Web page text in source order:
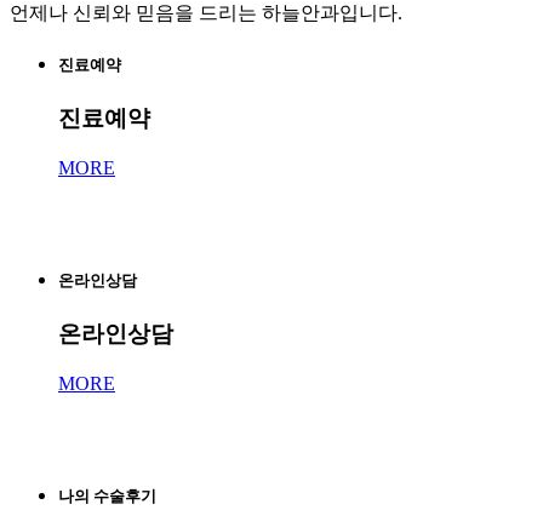
언제나 신뢰와 믿음을 드리는 하늘안과입니다.
진료예약
진료예약
MORE
온라인상담
온라인상담
MORE
나의 수술후기